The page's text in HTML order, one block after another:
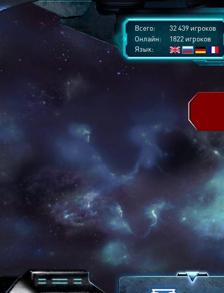
Всего:
32 439 игроков
Онлайн:
1822 игроков
Язык: